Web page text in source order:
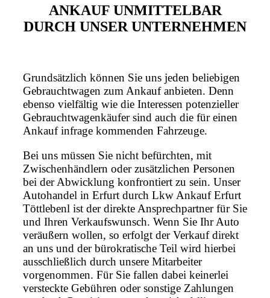
ANKAUF UNMITTELBAR
DURCH UNSER UNTERNEHMEN
Grundsätzlich können Sie uns jeden beliebigen
Gebrauchtwagen zum Ankauf anbieten. Denn
ebenso vielfältig wie die Interessen potenzieller
Gebrauchtwagenkäufer sind auch die für einen
Ankauf infrage kommenden Fahrzeuge.
Bei uns müssen Sie nicht befürchten, mit
Zwischenhändlern oder zusätzlichen Personen
bei der Abwicklung konfrontiert zu sein. Unser
Autohandel in Erfurt durch Lkw Ankauf Erfurt
Töttlebenl ist der direkte Ansprechpartner für Sie
und Ihren Verkaufswunsch. Wenn Sie Ihr Auto
veräußern wollen, so erfolgt der Verkauf direkt
an uns und der bürokratische Teil wird hierbei
ausschließlich durch unsere Mitarbeiter
vorgenommen. Für Sie fallen dabei keinerlei
versteckte Gebühren oder sonstige Zahlungen